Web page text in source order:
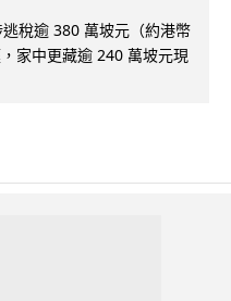
稅逾 380 萬坡元（約港幣
家中更藏逾 240 萬坡元現